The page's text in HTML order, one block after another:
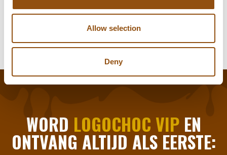
Allow selection
Deny
WORD LOGOCHOC VIPEN
ONTVANG ALTIJD ALS EERSTE: